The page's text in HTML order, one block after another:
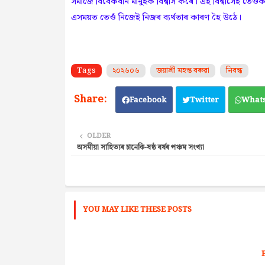
এসময়ত তেওঁ নিজেই নিজৰ ব্যৰ্থতাৰ
Tags ২০২৬০৬ জয়াশ্ৰী মহন্ত বৰুৱা নিবন্ধ
Facebook Twitter
OLDER
অসমীয়া সাহিত্যৰ চানেকি-ষষ্ঠ বৰ্ষৰ পঞ্চম সংখ্যা
YOU MAY LIKE THESE POSTS